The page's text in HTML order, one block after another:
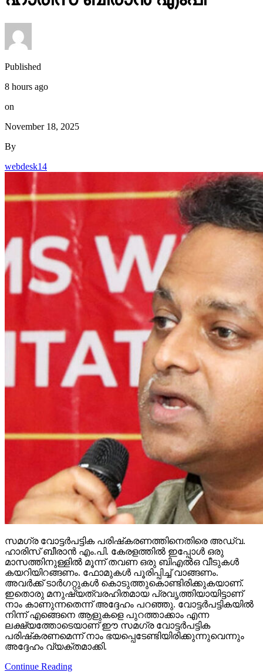
Published
8 hours ago
on
November 18, 2025
By
webdesk14
സമഗ്ര വോട്ടര്‍പട്ടിക പരിഷ്‌കരണത്തിനെതിരെ അഡ്വ.
ഹാരിസ് ബീരാന്‍ എം.പി. കേരളത്തില്‍ ഇപ്പോള്‍ ഒരു
മാസത്തിനുള്ളില്‍ മൂന്ന് തവണ ഒരു ബിഎല്‍ഒ വീടുകള്‍
കയറിയിറങ്ങണം. ഫോമുകള്‍ പൂരിപ്പിച്ച് വാങ്ങണം.
അവര്‍ക്ക് ടാര്‍ഗറ്റുകള്‍ കൊടുത്തുകൊണ്ടിരിക്കുകയാണ്.
ഇതൊരു മനുഷ്യത്വരഹിതമായ പ്രവൃത്തിയായിട്ടാണ്
നാം കാണുന്നതെന്ന് അദ്ദേഹം പറഞ്ഞു. വോട്ടര്‍പട്ടികയില്‍
നിന്ന് എങ്ങെനെ ആളുകളെ പുറത്താക്കാം എന്ന
ലക്ഷ്യത്തോടെയാണ് ഈ സമഗ്ര വോട്ടര്‍പട്ടിക
പരിഷ്‌കരണമെന്ന് നാം ഭയപ്പെടേണ്ടിയിരിക്കുന്നുവെന്നും
അദ്ദേഹം വ്യക്തമാക്കി.
Continue Reading